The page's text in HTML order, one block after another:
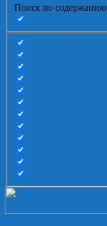
Поиск по содержанию